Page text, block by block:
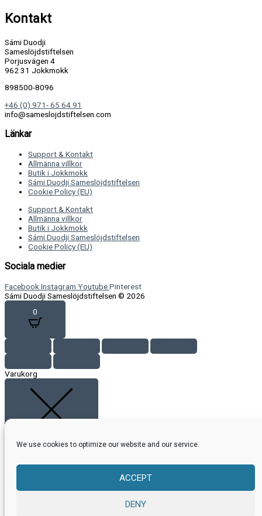
We use cookies to optimize our website and our service.
ACCEPT
DENY
Kontakt
Sámi Duodji
Sameslöjdstiftelsen
Porjusvägen 4
962 31 Jokkmokk
898500-8096
+46 (0) 971- 65 64 91
info@sameslojdstiftelsen.com
Länkar
Support & Kontakt
Allmänna villkor
Butik i Jokkmokk
Sámi Duodji Sameslöjdstiftelsen
Cookie Policy (EU)
Support & Kontakt
Allmänna villkor
Butik i Jokkmokk
Sámi Duodji Sameslöjdstiftelsen
Cookie Policy (EU)
Sociala medier
Facebook Instagram YoutubePinterest
Sámi Duodji Sameslöjdstiftelsen © 2026
0
Varukorg
Har du en rabattkod?
ANVÄND RABATTKOD